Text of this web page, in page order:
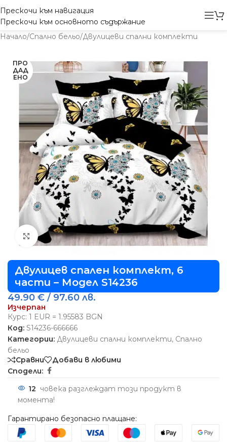
Прескочи към навигация
Прескочи към основното съдържание
Начало/Спално бельо/Двулицеви спални комплекти
ПРО
ДАД
ЕНО
Виж повече
Двулицев спален комплект, 6
части – Модел S14236
49.90 € / 97.60 лв.
Изчерпан
Курс: 1 EUR = 1.95583 BGN
Код: S14236-666666
Категории: Двулицеви спални комплекти, Спално
бельо
Сравни
Добави в любими
Сподели:
12 човека разглеждат този продукт в
момента!
Гарантирано безопасно плащане: